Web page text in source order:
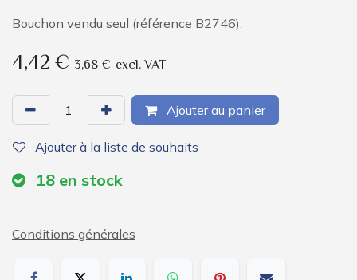
Bouchon vendu seul (référence B2746).
4,42€ 3,68 € excl. VAT
Ajouter au panier
Ajouter à la liste de souhaits
18 en stock
Conditions générales